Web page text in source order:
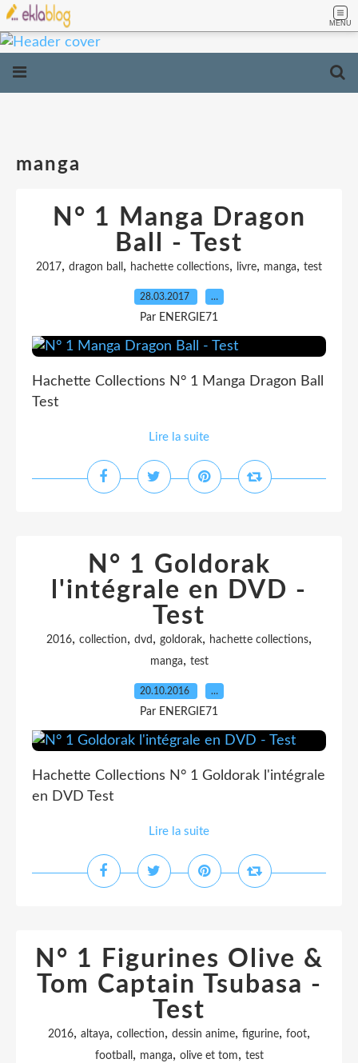
MENU
manga
N° 1 Manga Dragon
Ball - Test
2017, dragon ball , hachette collections, livre, manga, test
28.03.2017 …
Par ENERGIE71
Hachette Collections N° 1 Manga Dragon Ball
Test
Lire la suite
N° 1 Goldorak
l'intégrale en DVD -
Test
2016, collection, dvd , goldorak, hachette collections,
manga, test
20.10.2016 …
Par ENERGIE71
Hachette Collections N° 1 Goldorak l'intégrale
en DVD Test
Lire la suite
N° 1 Figurines Olive &
Tom Captain Tsubasa -
Test
2016, altaya, collection, dessin anime, figurine, foot,
football , manga, olive et tom, test